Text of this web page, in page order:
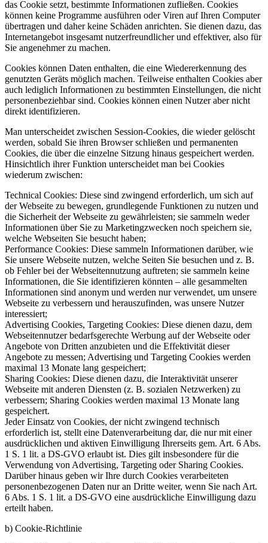
das Cookie setzt, bestimmte Informationen zufließen. Cookies
können keine Programme ausführen oder Viren auf Ihren Computer
übertragen und daher keine Schäden anrichten. Sie dienen dazu, das
Internetangebot insgesamt nutzerfreundlicher und effektiver, also für
Sie angenehmer zu machen.
Cookies können Daten enthalten, die eine Wiedererkennung des
genutzten Geräts möglich machen. Teilweise enthalten Cookies aber
auch lediglich Informationen zu bestimmten Einstellungen, die nicht
personenbeziehbar sind. Cookies können einen Nutzer aber nicht
direkt identifizieren.
Man unterscheidet zwischen Session-Cookies, die wieder gelöscht
werden, sobald Sie ihren Browser schließen und permanenten
Cookies, die über die einzelne Sitzung hinaus gespeichert werden.
Hinsichtlich ihrer Funktion unterscheidet man bei Cookies
wiederum zwischen:
Technical Cookies: Diese sind zwingend erforderlich, um sich auf
der Webseite zu bewegen, grundlegende Funktionen zu nutzen und
die Sicherheit der Webseite zu gewährleisten; sie sammeln weder
Informationen über Sie zu Marketingzwecken noch speichern sie,
welche Webseiten Sie besucht haben;
Performance Cookies: Diese sammeln Informationen darüber, wie
Sie unsere Webseite nutzen, welche Seiten Sie besuchen und z. B.
ob Fehler bei der Webseitennutzung auftreten; sie sammeln keine
Informationen, die Sie identifizieren könnten – alle gesammelten
Informationen sind anonym und werden nur verwendet, um unsere
Webseite zu verbessern und herauszufinden, was unsere Nutzer
interessiert;
Advertising Cookies, Targeting Cookies: Diese dienen dazu, dem
Webseitennutzer bedarfsgerechte Werbung auf der Webseite oder
Angebote von Dritten anzubieten und die Effektivität dieser
Angebote zu messen; Advertising und Targeting Cookies werden
maximal 13 Monate lang gespeichert;
Sharing Cookies: Diese dienen dazu, die Interaktivität unserer
Webseite mit anderen Diensten (z. B. sozialen Netzwerken) zu
verbessern; Sharing Cookies werden maximal 13 Monate lang
gespeichert.
Jeder Einsatz von Cookies, der nicht zwingend technisch
erforderlich ist, stellt eine Datenverarbeitung dar, die nur mit einer
ausdrücklichen und aktiven Einwilligung Ihrerseits gem. Art. 6 Abs.
1 S. 1 lit. a DS-GVO erlaubt ist. Dies gilt insbesondere für die
Verwendung von Advertising, Targeting oder Sharing Cookies.
Darüber hinaus geben wir Ihre durch Cookies verarbeiteten
personenbezogenen Daten nur an Dritte weiter, wenn Sie nach Art.
6 Abs. 1 S. 1 lit. a DS-GVO eine ausdrückliche Einwilligung dazu
erteilt haben.
b) Cookie-Richtlinie